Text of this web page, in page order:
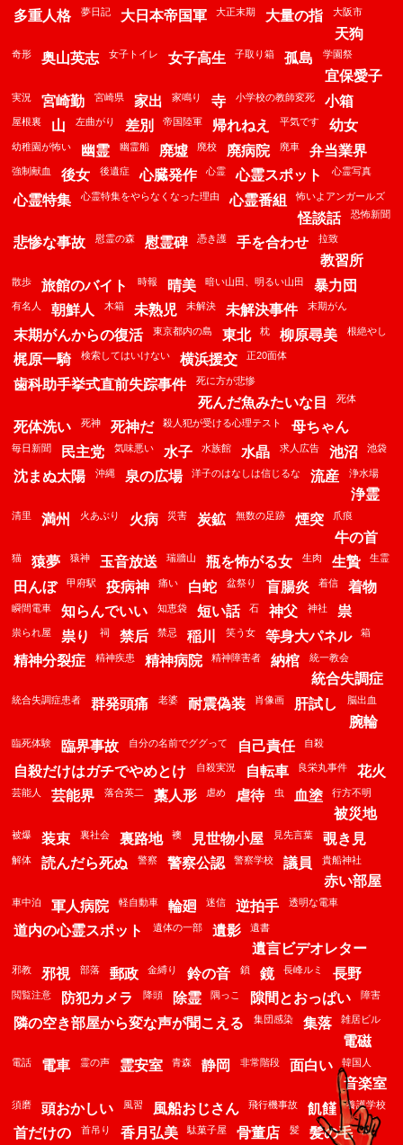
多重人格 夢日記 大日本帝国軍 大正末期 大量の指 大阪市
天狗
奇形 奥山英志 女子トイレ 女子高生 子取り箱 孤島 学園祭
宜保愛子
実況 宮崎勤 宮崎県 家出 家鳴り 寺 小学校の教師変死 小箱
屋根裏 山 左曲がり 差別 帝国陸軍 帰れねえ 平気です 幼女
幼稚園が怖い 幽霊 幽霊船 廃墟 廃校 廃病院 廃車 弁当業界
強制献血 後女 後遺症 心臓発作 心霊 心霊スポット 心霊写真
心霊特集 心霊特集をやらなくなった理由 心霊番組 怖いよアンガールズ
怪談話 恐怖新聞
悲惨な事故 慰霊の森 慰霊碑 憑き護 手を合わせ 拉致
教習所
散歩 旅館のバイト 時報 晴美 暗い山田、明るい山田 暴力団
有名人 朝鮮人 木箱 未熟児 未解決 未解決事件 末期がん
末期がんからの復活 東京都内の島 東北 枕 柳原尋美 根絶やし
梶原一騎 検索してはいけない 横浜援交 正20面体
歯科助手挙式直前失踪事件 死に方が悲惨
死んだ魚みたいな目 死体
死体洗い 死神 死神だ 殺人犯が受ける心理テスト 母ちゃん
毎日新聞 民主党 気味悪い 水子 水族館 水晶 求人広告 池沼 池袋
沈まぬ太陽 沖縄 泉の広場 洋子のはなしは信じるな 流産 浄水場
浄霊
清里 満州 火あぶり 火病 災害 炭鉱 無数の足跡 煙突 爪痕
牛の首
猫 猿夢 猿神 玉音放送 瑞牆山 瓶を怖がる女 生肉 生贄 生霊
田んぼ 甲府駅 疫病神 痛い 白蛇 盆祭り 盲腸炎 着信 着物
瞬間電車 知らんでいい 知恵袋 短い話 石 神父 神社 祟
祟られ屋 祟り 祠 禁后 禁忌 稲川 笑う女 等身大パネル 箱
精神分裂症 精神疾患 精神病院 精神障害者 納棺 統一教会
統合失調症
統合失調症患者 群発頭痛 老婆 耐震偽装 肖像画 肝試し 脳出血
腕輪
臨死体験 臨界事故 自分の名前でググって 自己責任 自殺
自殺だけはガチでやめとけ 自殺実況 自転車 良栄丸事件 花火
芸能人 芸能界 落合英二 藁人形 虐め 虐待 虫 血塗 行方不明
被災地
被爆 装束 裏社会 裏路地 襖 見世物小屋 見先言葉 覗き見
解体 読んだら死ぬ 警察 警察公認 警察学校 議員 貴船神社
赤い部屋
車中泊 軍人病院 軽自動車 輪廻 迷信 逆拍手 透明な電車
道内の心霊スポット 遺体の一部 遺影 遺書
遺言ビデオレター
邪教 邪視 部落 郵政 金縛り 鈴の音 鎖 鏡 長峰ルミ 長野
閲覧注意 防犯カメラ 降頭 除霊 隅っこ 隙間とおっぱい 障害
隣の空き部屋から変な声が聞こえる 集団感染 集落 雑居ビル
電磁
電話 電車 霊の声 霊安室 青森 静岡 非常階段 面白い 韓国人
音楽室
須磨 頭おかしい 風習 風船おじさん 飛行機事故 飢饉 養護学校
首だけの 首吊り 香月弘美 駄菓子屋 骨董店 髪 髪の毛 鬼